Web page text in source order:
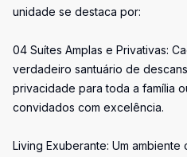
unidade se destaca por:
04 Suítes Amplas e Privativas:
verdadeiro santuário de
privacidade para toda a família
convidados com excelência.
Living Exuberante: Um ambiente